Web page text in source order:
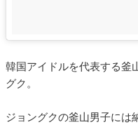
韓国アイドルを代表する釜
グク。
ジョングクの釜山男子には